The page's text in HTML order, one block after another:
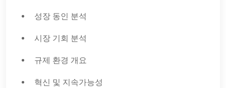
성장 동인 분석
시장 기회 분석
규제 환경 개요
혁신 및 지속가능성